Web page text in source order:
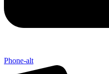
Phone-alt